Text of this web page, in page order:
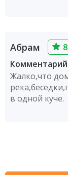
Абрам
Комментарий
Жалко,что
в одной куче.